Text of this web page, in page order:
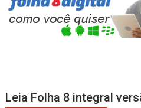
Leia Folha 8 integral